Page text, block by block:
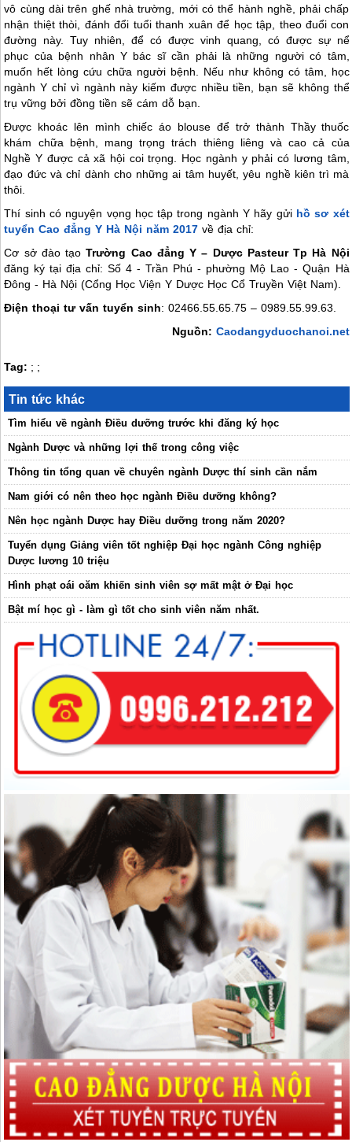
vô cùng dài trên ghế nhà trường, mới có thể hành nghề, phải chấp
nhận thiệt thòi, đánh đổi tuổi thanh xuân để học tập, theo đuổi con
đường này. Tuy nhiên, để có được vinh quang, có được sự nể
phục của bệnh nhân Y bác sĩ cần phải là những người có tâm,
muốn hết lòng cứu chữa người bệnh. Nếu như không có tâm, học
ngành Y chỉ vì ngành này kiếm được nhiều tiền, bạn sẽ không thể
trụ vững bởi đồng tiền sẽ cám dỗ bạn.
Được khoác lên mình chiếc áo blouse để trở thành Thầy thuốc
khám chữa bệnh, mang trọng trách thiêng liêng và cao cả của
Nghề Y được cả xã hội coi trọng. Học ngành y phải có lương tâm,
đạo đức và chỉ dành cho những ai tâm huyết, yêu nghề kiên trì mà
thôi.
Thí sinh có nguyện vọng học tập trong ngành Y hãy gửi hồ sơ xét
tuyển Cao đẳng Y Hà Nội năm 2017 về địa chỉ:
Cơ sở đào tạoTrường Cao đẳng Y – Dược Pasteur Tp Hà Nội
đăng ký tại địa chỉ: Số 4 - Trần Phú - phường Mộ Lao - Quận Hà
Đông - Hà Nội (Cổng Học Viện Y Dược Học Cổ Truyền Việt Nam).
Điện thoại tư vấn tuyển sinh: 02466.55.65.75 – 0989.55.99.63.
Nguồn: Caodangyduochanoi.net
Tag: ; ;
Tin tức khác
Tìm hiểu về ngành Điều dưỡng trước khi đăng ký học
Ngành Dược và những lợi thế trong công việc
Thông tin tổng quan về chuyên ngành Dược thí sinh cần nắm
Nam giới có nên theo học ngành Điều dưỡng không?
Nên học ngành Dược hay Điều dưỡng trong năm 2020?
Tuyển dụng Giảng viên tốt nghiệp Đại học ngành Công nghiệp
Dược lương 10 triệu
Hình phạt oái oăm khiến sinh viên sợ mất mật ở Đại học
Bật mí học gì - làm gì tốt cho sinh viên năm nhất.